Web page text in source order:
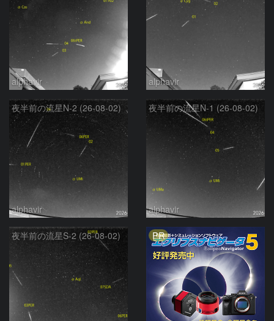
alphavir alphavir
夜半前の流星N-2 (26-08-02)
alphavir
夜半前の流星N-1 (26-08-02)
alphavir
夜半前の流星S-2 (26-08-02) PR